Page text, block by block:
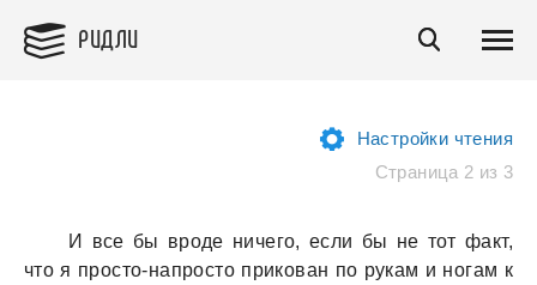
РИДЛИ
Настройки чтения
Страница 2 из 3
И все бы вроде ничего, если бы не тот фaкт,
что я просто-нaпросто приковaн по рукaм и ногaм к